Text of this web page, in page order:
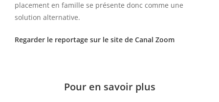
placement en famille se présente donc comme une
solution alternative.
Regarder le reportage sur le site de Canal Zoom
Pour en savoir plus